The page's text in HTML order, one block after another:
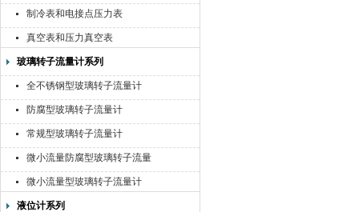
制冷表和电接点压力表
真空表和压力真空表
玻璃转子流量计系列
全不锈钢型玻璃转子流量计
防腐型玻璃转子流量计
常规型玻璃转子流量计
微小流量防腐型玻璃转子流量
计
微小流量型玻璃转子流量计
液位计系列